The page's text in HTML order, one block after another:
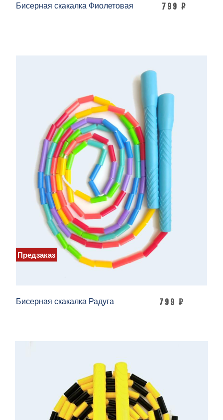
Бисерная скакалка Фиолетовая 799 ₽
Предзаказ
Бисерная скакалка Радуга 799 ₽